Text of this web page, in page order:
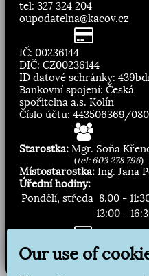
tel: 327 324 204
oupodatelna@kacov.cz
IČ: 00236144
DIČ: CZ00236144
ID datové schránky:
Bankovní spojení: Česká
spořitelna a.s. Kolín
Číslo účtu: 443506369/
Starostka: Mgr. Soňa
(tel: 603 278 796)
Místostarostka: Ing. Jana
Úřední hodiny:
Pondělí, středa 8.00 -
13:00 -
Zasílání novinek:
Our use of